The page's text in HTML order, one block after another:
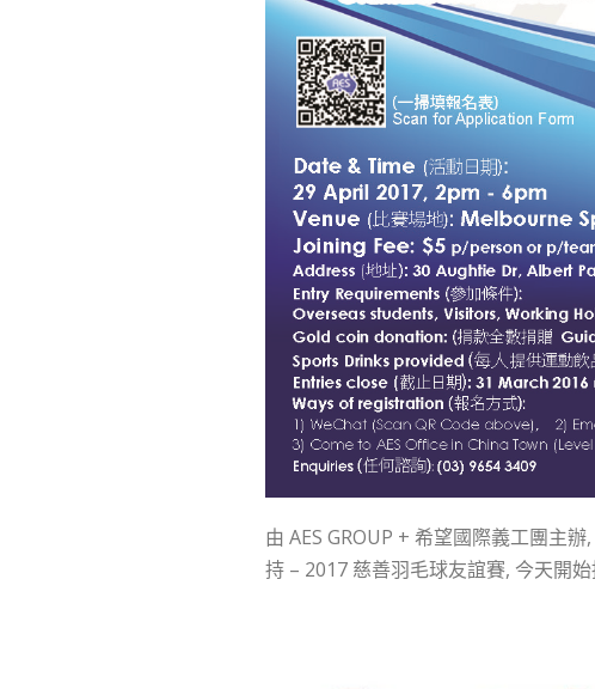
由 AES GROUP + 希望國際義工團主
持 – 2017 慈善羽毛球友誼賽, 今天開始